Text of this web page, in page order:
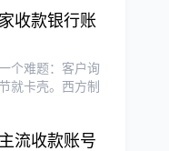
，非常
收款银行账
个难题：客户询
就卡壳。西方制
流收款账号